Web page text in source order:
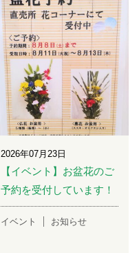
2026年07月23日
【イベント】お盆花のご
予約を受付しています！
イベント お知らせ